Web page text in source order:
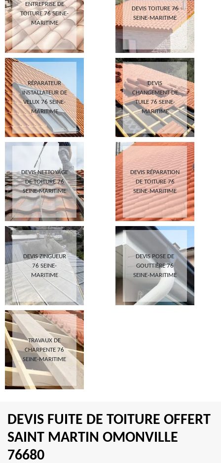
ENTREPRISE DE
TOITURE 76 SEINE-
MARITIME
DEVIS TOITURE 76
SEINE-MARITIME
RÉPARATEUR
INSTALLATEUR DE
VELUX 76 SEINE-
MARITIME
DEVIS
CHANGEMENT DE
TUILE 76 SEINE-
MARITIME
DEVIS NETTOYAGE
DE TOITURE 76
SEINE-MARITIME
DEVIS RÉPARATION
DE TOITURE 76
SEINE-MARITIME
DEVIS ZINGUEUR
76 SEINE-
MARITIME
DEVIS POSE DE
GOUTTIÈRE 76
SEINE-MARITIME
TRAVAUX DE
CHARPENTE 76
SEINE-MARITIME
DEVIS FUITE DE TOITURE OFFERT
SAINT MARTIN OMONVILLE
76680